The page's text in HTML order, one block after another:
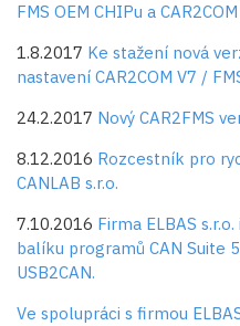
FMS OEM CHIPu a
1.8.2017 Ke stažení nová
nastavení CAR2COM V7 /
24.2.2017 Nový CAR2FMS
8.12.2016 Rozcestník pro
CANLAB s.r.o.
7.10.2016 Firma ELBAS s.r.o.
balíku programů CAN Suite
USB2CAN.
Ve spolupráci s firmou